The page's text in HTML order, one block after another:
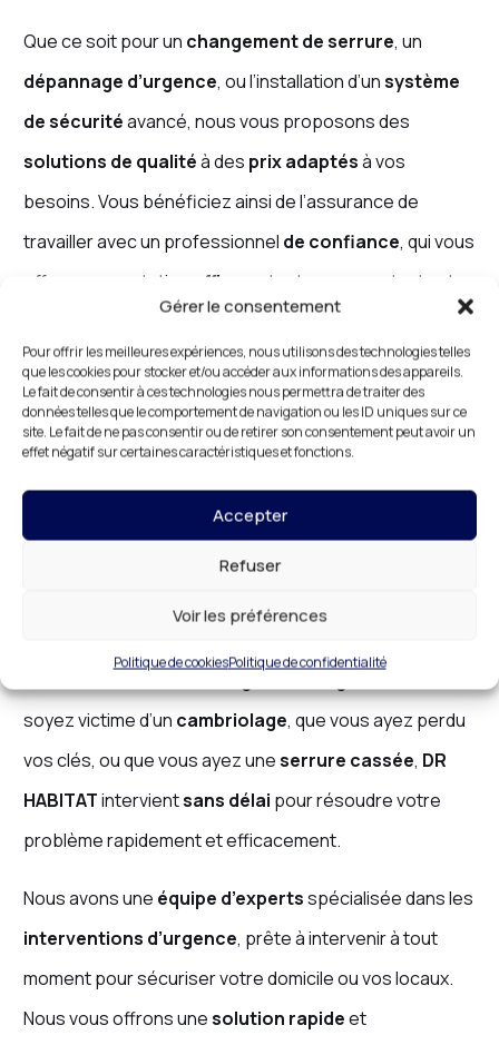
Gérer le consentement
Pour offrir les meilleures expériences, nous utilisons des technologies telles
que les cookies pour stocker et/ou accéder aux informations des appareils.
Le fait de consentir à ces technologies nous permettra de traiter des
données telles que le comportement de navigation ou les ID uniques sur ce
site. Le fait de ne pas consentir ou de retirer son consentement peut avoir un
effet négatif sur certaines caractéristiques et fonctions.
Accepter
Refuser
Voir les préférences
Politique de cookiesPolitique de confidentialité
Que ce soit pour un changement de serrure, un
dépannage d’urgence, ou l’installation d’unsystème
de sécuritéavancé, nous vous proposons des
solutions de qualitéà des prix adaptésà vos
besoins. Vous bénéficiez ainsi de l’assurance de
travailler avec un professionnel de confiance, qui vous
offre une prestation
efficace
tout en respectant votre
Serrurerie d’Urgence à
Lognes : Une Intervention
Professionnelle et Rapide
Les situations d’urgence nécessitent une
soyez victime d’un cambriolage, que vous ayez perdu
vos clés, ou que vous ayez uneserrure cassée, DR
HABITATintervientsans délai pour résoudre votre
problème rapidement et efficacement.
Nous avons une équipe d’expertsspécialisée dans les
interventions d’urgence, prête à intervenir à tout
moment pour sécuriser votre domicile ou vos locaux.
Nous vous offrons unesolution rapideet